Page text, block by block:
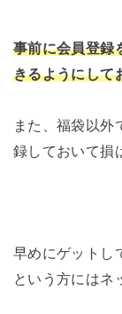
事前に会員登録
きるようにして
また、福袋以外
録しておいて損
早めにゲットし
という方にはネ